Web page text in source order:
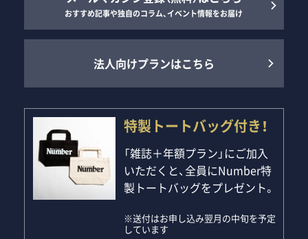
おすすめ記事や独自のコラム、イベント情報をお届け
法人向けプランはこちら
特製トートバッグ付き！
「雑誌＋年額プラン」にご加入
いただくと、全員にNumber特
製トートバッグをプレゼント。
※送付はお申し込み翌月の中旬を予定
しています